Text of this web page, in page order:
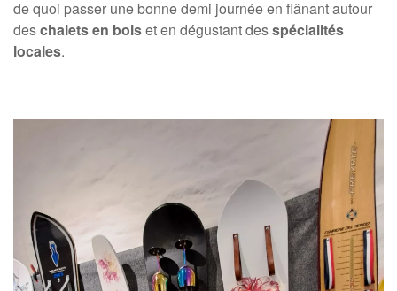
de quoi passer une bonne demi journée en flânant autour
deschalets en boiset en dégustant desspécialités
locales.